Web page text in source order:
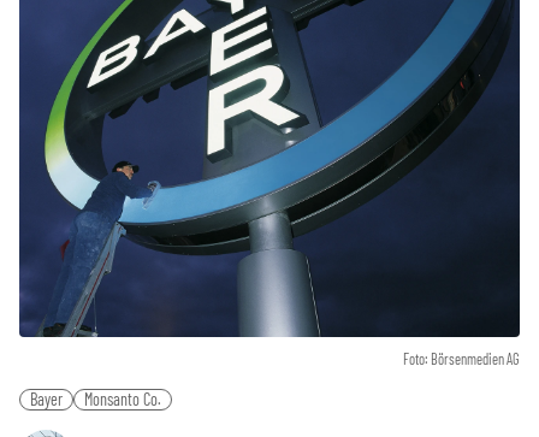
Foto: Börsenmedien AG
Bayer Monsanto Co.